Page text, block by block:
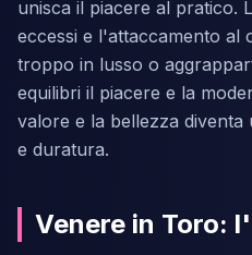
unisca il piacere al pratico.
eccessi e l'attaccamento al
troppo in lusso o
equilibri il piacere e la
valore e la bellezza
e duratura.
Venere in Toro: